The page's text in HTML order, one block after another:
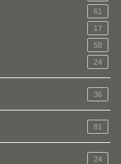
61
17
58
24
36
81
24